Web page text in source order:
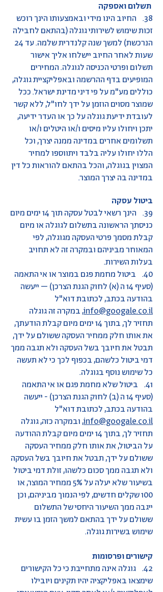
תשלום ואספקה
38. החיוב הינו מידי ובאמצעותו הינך רוכש
זכות שימוש לשירותי גוגלה (בהתאם לחבילה
הנרכשת) למשך שנה קלנדרית שלמה. עד 24
שעות לאחר החיוב יישלחו אליך אישור
תשלום ופרטי הכניסה לגוגלה. המחירים
המופיעים בדף ההרשמה ובאפליקציית גוגלה,
כוללים מע"מ על פי דיני מדינת ישראל. ככל
שמוצר מסוים הוזמן על ידך לחו"ל, ללא קשר
לעובדת ידיעת גוגלה על כך או העדר ידיעה,
יתכן ויחולו עליו מיסים ו/או היטלים ו/או
תשלומים אחרים במדינה ממנה יצרך, וכל
הללו יחולו עליה בלבד ויתווספו למחיר
המצוין בגוגלה, והכל בהתאם להוראות כל דין
במדינה בה יצרך המוצר.
ביטול עסקה
39. הינך רשאי לבטל עסקה תוך 14 ימים מיום
כניסתך הראשונה בתשלום לגוגלה או מיום
קבלת מסמך פרטי העסקה מגוגלה, לפי
המאוחר מביניהם ובמקרה זה לא תחויב
בעלות השירות.
40. ביטול מחמת פגם במוצר או אי התאמה
(סעיף 14 ה (א) לחוק הגנת הצרכן) – ייעשה
בהודעה בכתב, לכתובת דוא"ל
info@googale.co.il, במקרה זה גוגלה
תחזיר לך, בתוך 14 ימים מיום קבלת הודעתך,
את אותו חלק ממחיר העסקה ששולם על ידך,
תבטל את חיובך בשל העסקה ולא תגבה ממך
דמי ביטול כלשהם, בכפוף לכך כי לא תעשה
כל שימוש נוסף בגוגלה.
41. ביטול שלא מחמת פגם או אי התאמה
(סעיף 14 ה (ב) לחוק הגנת הצרכן) - ייעשה
בהודעה בכתב, לכתובת דוא"ל
info@googale.co.il, ובמקרה כזה, גוגלה
תחזיר לך, בתוך 14 ימים מיום קבלת ההודעה
על הביטול, את אותו חלק ממחיר העסקה
ששולם על ידך, תבטל את חיובך בשל העסקה
ולא תגבה ממך סכום כלשהו, זולת דמי ביטול
בשיעור שלא יעלה על 5% ממחיר המוצר, או
100 שקלים חדשים, לפי הנמוך מביניהם, וכן
ייגבה ממך השיעור היחסי של התשלום
ששולם על ידך בהתאם למשך הזמן בו עשית
שימוש בשירות גוגלה.
קישורים ופרסומות
42. גוגלה אינה מתחייבת כי כל הקישורים
שימצאו באפליקציה יהיו תקינים ויובילו